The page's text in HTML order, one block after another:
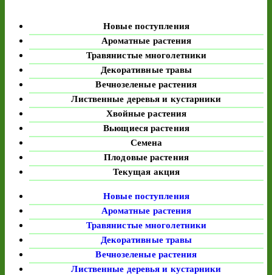
Новые поступления
Ароматные растения
Травянистые многолетники
Декоративные травы
Вечнозеленые растения
Лиственные деревья и кустарники
Хвойные растения
Вьющиеся растения
Семена
Плодовые растения
Текущая акция
Новые поступления
Ароматные растения
Травянистые многолетники
Декоративные травы
Вечнозеленые растения
Лиственные деревья и кустарники